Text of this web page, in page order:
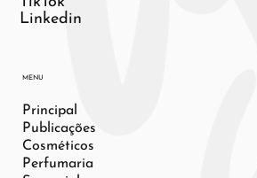
Linkedin
MENU
Principal
Publicações
Cosméticos
Perfumaria